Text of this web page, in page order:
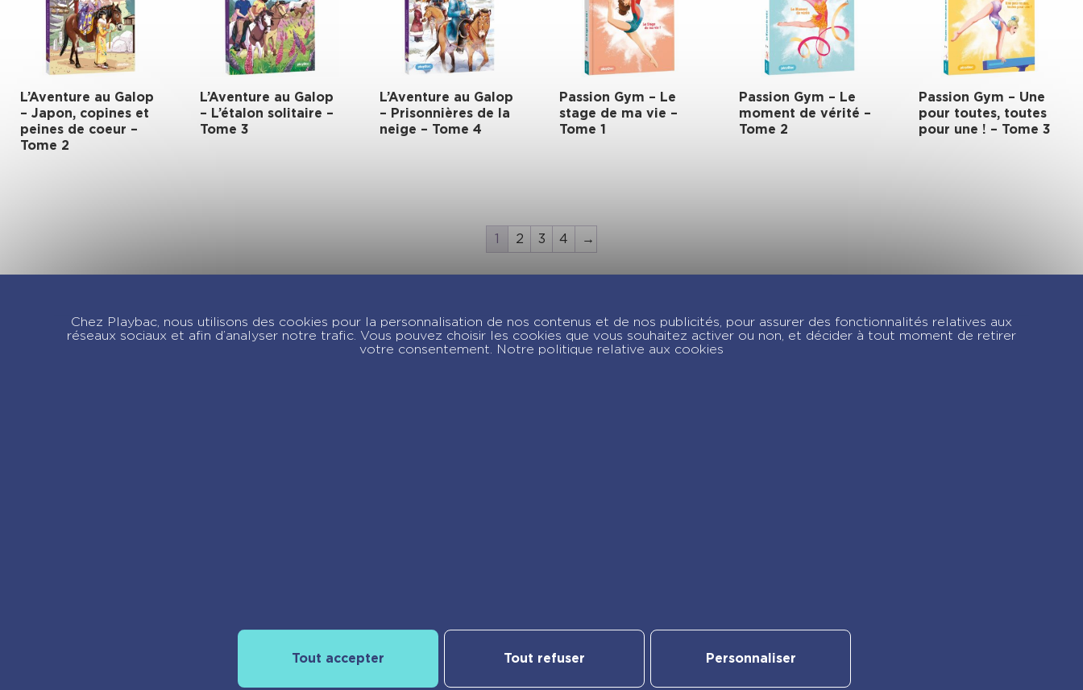
L’Aventure au Galop
– Japon, copines et
peines de coeur –
Tome 2
L’Aventure au Galop
– L’étalon solitaire –
Tome 3
L’Aventure au Galop
– Prisonnières de la
neige – Tome 4
Passion Gym – Le
stage de ma vie –
Tome 1
Passion Gym – Le
moment de vérité –
Tome 2
Passion Gym – Une
pour toutes, toutes
pour une ! – Tome 3
1 2 3 4 →
Rejoignez-nous sur Instagram !
Découvrir playBac
Notre catalogue
Suivez-nous sur nos réseaux
Chez Playbac, nous utilisons des cookies pour la personnalisation de nos contenus et de nos publicités, pour assurer des fonctionnalités relatives aux
réseaux sociaux et afin d’analyser notre trafic. Vous pouvez choisir les cookies que vous souhaitez activer ou non, et décider à tout moment de retirer
votre consentement. Notre politique relative aux cookies
Tout accepter Tout refuser Personnaliser